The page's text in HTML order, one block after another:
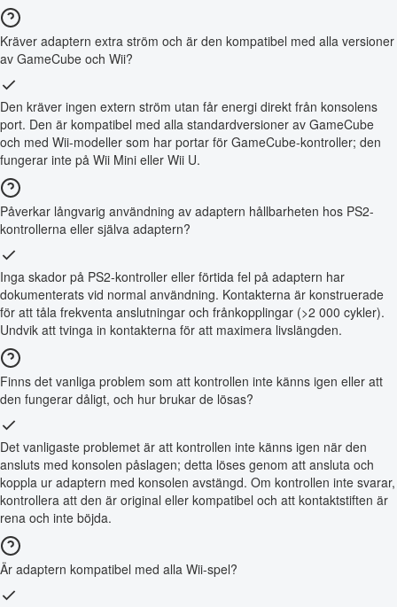
Kräver adaptern extra ström och är den kompatibel med alla versioner
av GameCube och Wii?
Den kräver ingen extern ström utan får energi direkt från konsolens
port. Den är kompatibel med alla standardversioner av GameCube
och med Wii-modeller som har portar för GameCube-kontroller; den
fungerar inte på Wii Mini eller Wii U.
Påverkar långvarig användning av adaptern hållbarheten hos PS2-
kontrollerna eller själva adaptern?
Inga skador på PS2-kontroller eller förtida fel på adaptern har
dokumenterats vid normal användning. Kontakterna är konstruerade
för att tåla frekventa anslutningar och frånkopplingar (>2 000 cykler).
Undvik att tvinga in kontakterna för att maximera livslängden.
Finns det vanliga problem som att kontrollen inte känns igen eller att
den fungerar dåligt, och hur brukar de lösas?
Det vanligaste problemet är att kontrollen inte känns igen när den
ansluts med konsolen påslagen; detta löses genom att ansluta och
koppla ur adaptern med konsolen avstängd. Om kontrollen inte svarar,
kontrollera att den är original eller kompatibel och att kontaktstiften är
rena och inte böjda.
Är adaptern kompatibel med alla Wii-spel?